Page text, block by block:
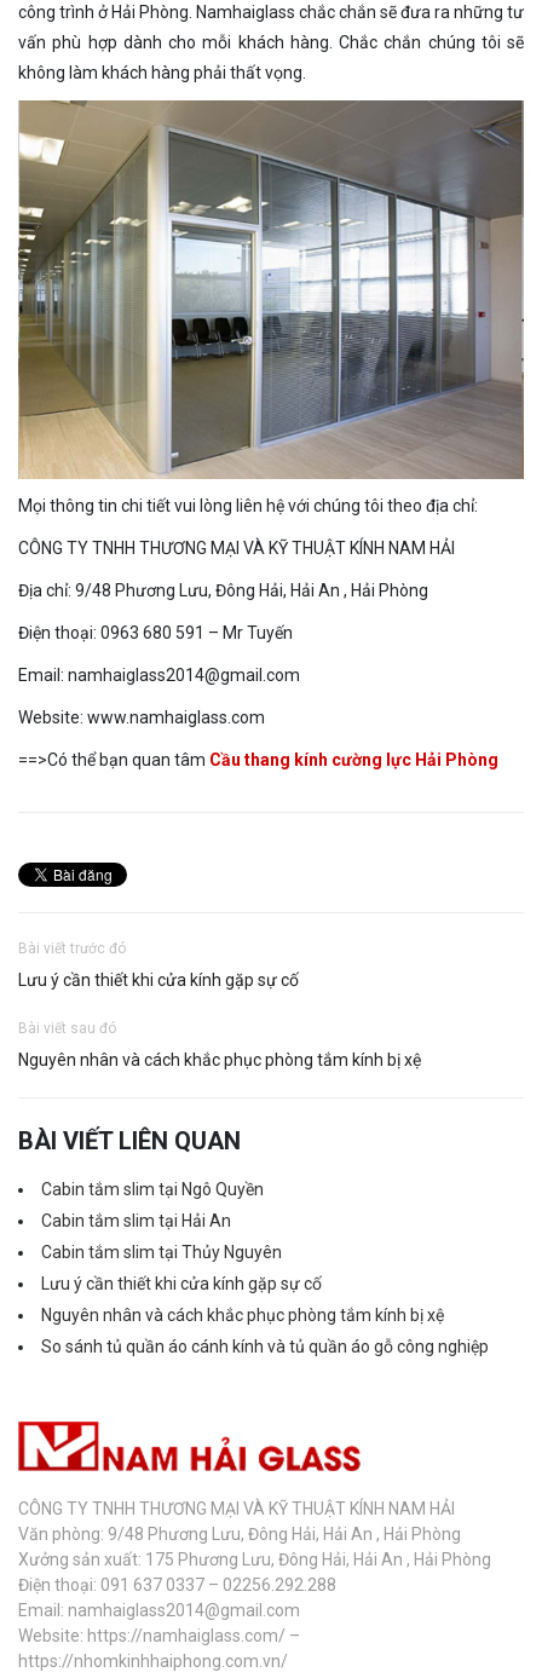
công trình ở Hải Phòng. Namhaiglass chắc chắn sẽ đưa ra những tư
vấn phù hợp dành cho mỗi khách hàng. Chắc chắn chúng tôi sẽ
không làm khách hàng phải thất vọng.
Mọi thông tin chi tiết vui lòng liên hệ với chúng tôi theo địa chỉ:
CÔNG TY TNHH THƯƠNG MẠI VÀ KỸ THUẬT KÍNH NAM HẢI
Địa chỉ: 9/48 Phương Lưu, Đông Hải, Hải An , Hải Phòng
Điện thoại: 0963 680 591 – Mr Tuyến
Email: namhaiglass2014@gmail.com
Website: www.namhaiglass.com
==>Có thể bạn quan tâm Cầu thang kính cường lực Hải Phòng
Bài viết trước đó
Lưu ý cần thiết khi cửa kính gặp sự cố
Bài viết sau đó
Nguyên nhân và cách khắc phục phòng tắm kính bị xệ
BÀI VIẾT LIÊN QUAN
Cabin tắm slim tại Ngô Quyền
Cabin tắm slim tại Hải An
Cabin tắm slim tại Thủy Nguyên
Lưu ý cần thiết khi cửa kính gặp sự cố
Nguyên nhân và cách khắc phục phòng tắm kính bị xệ
So sánh tủ quần áo cánh kính và tủ quần áo gỗ công nghiệp
CÔNG TY TNHH THƯƠNG MẠI VÀ KỸ THUẬT KÍNH NAM HẢI
Văn phòng: 9/48 Phương Lưu, Đông Hải, Hải An , Hải Phòng
Xưởng sản xuất: 175 Phương Lưu, Đông Hải, Hải An , Hải Phòng
Điện thoại: 091 637 0337 – 02256.292.288
Email: namhaiglass2014@gmail.com
Website: https://namhaiglass.com/ –
https://nhomkinhhaiphong.com.vn/